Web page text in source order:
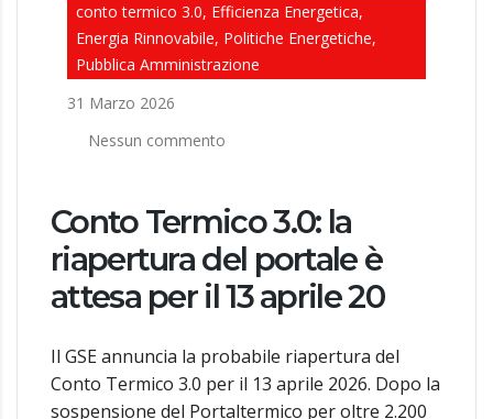
conto termico 3.0, Efficienza Energetica,
Energia Rinnovabile, Politiche Energetiche,
Pubblica Amministrazione
31 Marzo 2026
Nessun commento
Conto Termico 3.0: la
riapertura del portale è
attesa per il 13 aprile 20
Il GSE annuncia la probabile riapertura del
Conto Termico 3.0 per il 13 aprile 2026. Dopo la
sospensione del Portaltermico per oltre 2.200